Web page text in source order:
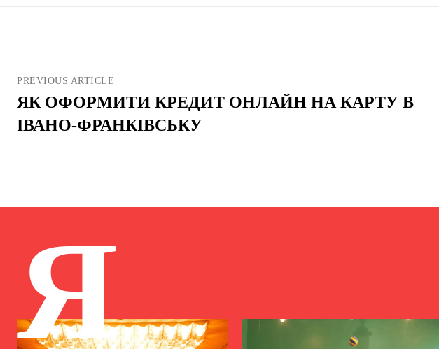
PREVIOUS ARTICLE
ЯК ОФОРМИТИ КРЕДИТ ОНЛАЙН НА КАРТУ В
ІВАНО-ФРАНКІВСЬКУ
Я